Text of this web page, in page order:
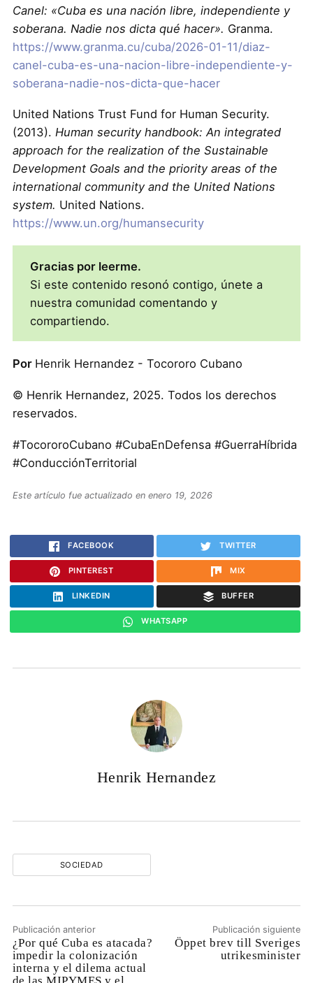
Canel: «Cuba es una nación libre, independiente y
soberana. Nadie nos dicta qué hacer». Granma.
https://www.granma.cu/cuba/2026-01-11/diaz-
canel-cuba-es-una-nacion-libre-independiente-y-
soberana-nadie-nos-dicta-que-hacer
United Nations Trust Fund for Human Security.
(2013). Human security handbook: An integrated
approach for the realization of the Sustainable
Development Goals and the priority areas of the
international community and the United Nations
system. United Nations.
https://www.un.org/humansecurity
Gracias por leerme.
Si este contenido resonó contigo, únete a
nuestra comunidad comentando y
compartiendo.
Por Henrik Hernandez - Tocororo Cubano
© Henrik Hernandez, 2025. Todos los derechos
reservados.
#TocororoCubano #CubaEnDefensa #GuerraHíbrida
#ConducciónTerritorial
Este artículo fue actualizado en enero 19, 2026
FACEBOOK TWITTER
PINTEREST MIX
LINKEDIN BUFFER
WHATSAPP
Henrik Hernandez
SOCIEDAD
Publicación anterior
¿Por qué Cuba es atacada?
impedir la colonización
interna y el dilema actual
Publicación siguiente
Öppet brev till Sveriges
utrikesminister